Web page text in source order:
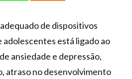
de dispositivos
adolescentes está ligado ao
ansiedade e depressão,
atraso no desenvolvimento